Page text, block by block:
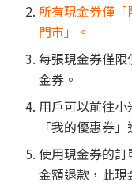
所有現金券僅
門市」。
每張現金券僅
金券。
用戶可以前往
「我的優惠券
使用現金券的
金額退款，此現